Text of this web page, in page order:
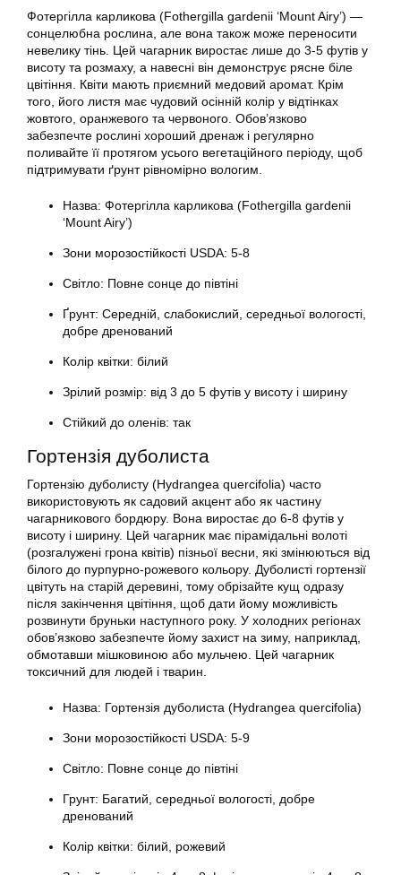
Фотергілла карликова (Fothergilla gardenii ‘Mount Airy’) —
сонцелюбна рослина, але вона також може переносити
невелику тінь. Цей чагарник виростає лише до 3-5 футів у
висоту та розмаху, а навесні він демонструє рясне біле
цвітіння. Квіти мають приємний медовий аромат. Крім
того, його листя має чудовий осінній колір у відтінках
жовтого, оранжевого та червоного. Обов’язково
забезпечте рослині хороший дренаж і регулярно
поливайте її протягом усього вегетаційного періоду, щоб
підтримувати ґрунт рівномірно вологим.
Назва: Фотергілла карликова (Fothergilla gardenii
‘Mount Airy’)
Зони морозостійкості USDA: 5-8
Світло: Повне сонце до півтіні
Ґрунт: Середній, слабокислий, середньої вологості,
добре дренований
Колір квітки: білий
Зрілий розмір: від 3 до 5 футів у висоту і ширину
Стійкий до оленів: так
Гортензія дуболиста
Гортензію дуболисту (Hydrangea quercifolia) часто
використовують як садовий акцент або як частину
чагарникового бордюру. Вона виростає до 6-8 футів у
висоту і ширину. Цей чагарник має пірамідальні волоті
(розгалужені грона квітів) пізньої весни, які змінюються від
білого до пурпурно-рожевого кольору. Дуболисті гортензії
цвітуть на старій деревині, тому обрізайте кущ одразу
після закінчення цвітіння, щоб дати йому можливість
розвинути бруньки наступного року. У холодних регіонах
обов’язково забезпечте йому захист на зиму, наприклад,
обмотавши мішковиною або мульчею. Цей чагарник
токсичний для людей і тварин.
Назва: Гортензія дуболиста (Hydrangea quercifolia)
Зони морозостійкості USDA: 5-9
Світло: Повне сонце до півтіні
Грунт: Багатий, середньої вологості, добре
дренований
Колір квітки: білий, рожевий